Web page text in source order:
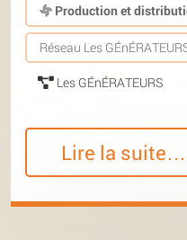
Production et
Réseau Les
Les GÉnÉRATEURS
Lire la suite…